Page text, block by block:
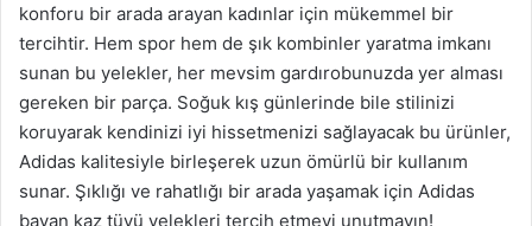
konforu bir arada arayan kadınlar için mükemmel bir
tercihtir. Hem spor hem de şık kombinler yaratma imkanı
sunan bu yelekler, her mevsim gardırobunuzda yer alması
gereken bir parça. Soğuk kış günlerinde bile stilinizi
koruyarak kendinizi iyi hissetmenizi sağlayacak bu ürünler,
Adidas kalitesiyle birleşerek uzun ömürlü bir kullanım
sunar. Şıklığı ve rahatlığı bir arada yaşamak için Adidas
bayan kaz tüyü yelekleri tercih etmeyi unutmayın!